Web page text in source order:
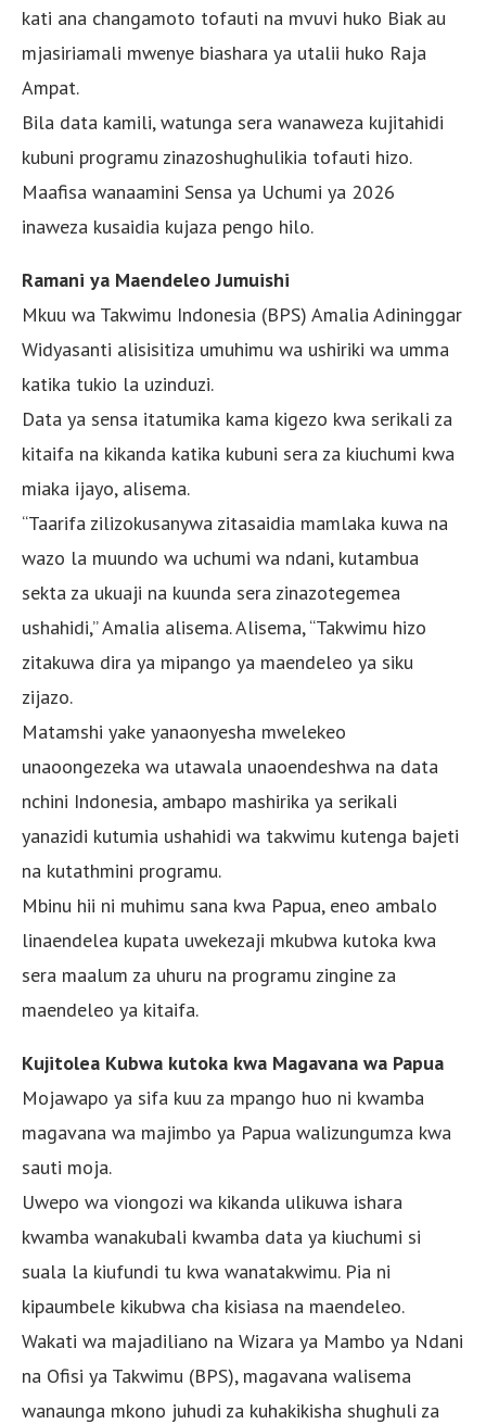
kati ana changamoto tofauti na mvuvi huko Biak au
mjasiriamali mwenye biashara ya utalii huko Raja
Ampat.
Bila data kamili, watunga sera wanaweza kujitahidi
kubuni programu zinazoshughulikia tofauti hizo.
Maafisa wanaamini Sensa ya Uchumi ya 2026
inaweza kusaidia kujaza pengo hilo.
Ramani ya Maendeleo Jumuishi
Mkuu wa Takwimu Indonesia (BPS) Amalia Adininggar
Widyasanti alisisitiza umuhimu wa ushiriki wa umma
katika tukio la uzinduzi.
Data ya sensa itatumika kama kigezo kwa serikali za
kitaifa na kikanda katika kubuni sera za kiuchumi kwa
miaka ijayo, alisema.
“Taarifa zilizokusanywa zitasaidia mamlaka kuwa na
wazo la muundo wa uchumi wa ndani, kutambua
sekta za ukuaji na kuunda sera zinazotegemea
ushahidi,” Amalia alisema. Alisema, “Takwimu hizo
zitakuwa dira ya mipango ya maendeleo ya siku
zijazo.
Matamshi yake yanaonyesha mwelekeo
unaoongezeka wa utawala unaoendeshwa na data
nchini Indonesia, ambapo mashirika ya serikali
yanazidi kutumia ushahidi wa takwimu kutenga bajeti
na kutathmini programu.
Mbinu hii ni muhimu sana kwa Papua, eneo ambalo
linaendelea kupata uwekezaji mkubwa kutoka kwa
sera maalum za uhuru na programu zingine za
maendeleo ya kitaifa.
Kujitolea Kubwa kutoka kwa Magavana wa Papua
Mojawapo ya sifa kuu za mpango huo ni kwamba
magavana wa majimbo ya Papua walizungumza kwa
sauti moja.
Uwepo wa viongozi wa kikanda ulikuwa ishara
kwamba wanakubali kwamba data ya kiuchumi si
suala la kiufundi tu kwa wanatakwimu. Pia ni
kipaumbele kikubwa cha kisiasa na maendeleo.
Wakati wa majadiliano na Wizara ya Mambo ya Ndani
na Ofisi ya Takwimu (BPS), magavana walisema
wanaunga mkono juhudi za kuhakikisha shughuli za